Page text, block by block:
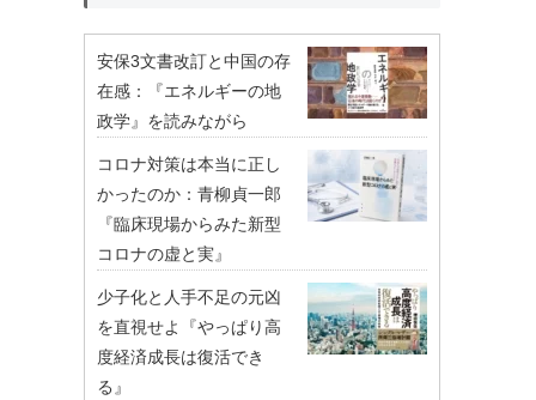
安保3文書改訂と中国の存
在感：『エネルギーの地
政学』を読みながら
コロナ対策は本当に正し
かったのか：青柳貞一郎
『臨床現場からみた新型
コロナの虚と実』
少子化と人手不足の元凶
を直視せよ『やっぱり高
度経済成長は復活でき
る』